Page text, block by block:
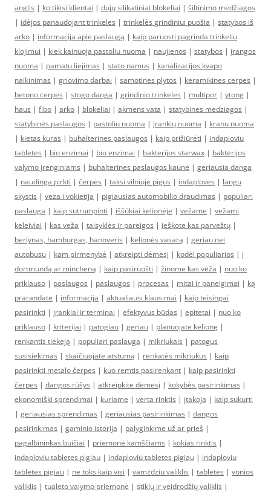
anglis | ko tikisi klientai | dujų silikatiniai blokeliai | šiltinimo medžiagos
| idėjos panaudojant trinkeles | trinkelės grindiniui puošia | statybos iš
arko | informacija apie paslaugą | kaip paruosti pagrinda trinkeliu
klojimui | kiek kainuoja pastoliu nuoma | naujienos | statybos | įrangos
nuoma | pamatu liejimas | stato namus | kanalizacijos kvapo
naikinimas | griovimo darbai | samotines plytos | keramikines cerpes |
betono cerpes | stogo danga | grindinio trinkeles | multipor | ytong |
haus | fibo | arko | blokeliai | akmens vata | statybines medziagos |
statybinės paslaugos | pastoliu nuoma | įrankių nuoma | kranu nuoma
| kietas kuras | buhalterines paslaugos | kaip prižiūrėti | indaploviu
tabletes | bio enzimai | bio enzimai | bakterijos starwax | bakterijos
valymo įrenginiams | buhalterines paslaugos kaune | geriausia danga
| naudinga pirkti | čerpės | taksi vilniuje pigus | indaploves | langu
skystis | veza i vokietija | pigiausias automobilio draudimas | populiari
paslauga | kaip sutrumpinti | iššūkiai kelionėje | vežame | vežami
keleiviai | kas veža | taisyklės ir pareigos | ieškote kas parvežtų |
berlynas, hamburgas, hanoveris | kelionės vasarą | geriau nei
autobusu | kam pirmenybė | atkreipti dėmesį | kodėl populiarios | į
dortmundą ar mincheną | kaip pasiruošti | žinome kas veža | nuo ko
priklauso | paslaugos | paslaugos | procesas | mitai ir paneigimai | ką
prarandate | informacija | aktualiausi klausimai | kaip teisingai
pasirinkti | įrankiai ir terminai | efektyvus būdas | epitetai | nuo ko
priklauso | kriterijai | patogiau | geriau | planuojate kelionę |
renkantis tiekėją | populiari paslauga | mikriukais | patogus
susisiekimas | skaičiuojate atstumą | renkatės mikriukus | kaip
pasirinkti metalo čerpes | kuo remtis pasirenkant | kaip pasirinkti
čerpes | dangos rūšys | atkreipkite dėmesį | kokybės pasirinkimas |
ekonomiški sprendimai | kuriame | verta rinktis | įtakoja | kaip sukurti
| geriausias sprendimas | geriausias pasirinkimas | dangos
pasirinkimas | gaminio istorija | palyginkime už ar prieš |
pagalbininkas buičiai | priemonė kamščiams | kokias rinktis |
indaploviu tabletes pigiau | indaploviu tabletes pigiau | indaploviu
tabletes pigiau | ne toks kaip visi | vamzdziu valiklis | tabletes | vonios
valiklis | tualeto valymo priemonė | stiklų ir veidrodžių valiklis |